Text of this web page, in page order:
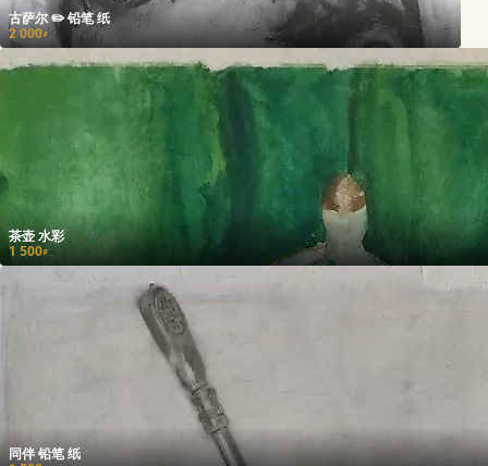
古萨尔 ✏️ 铅笔 纸
2 000₽
茶壶 水彩
1 500₽
同伴 铅笔 纸